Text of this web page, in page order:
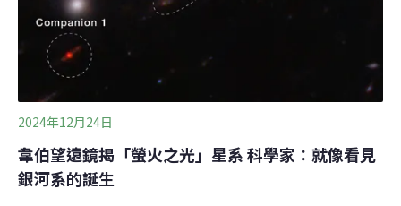
2024年12月24日
韋伯望遠鏡揭「螢火之光」星系 科學家：就像看見
銀河系的誕生